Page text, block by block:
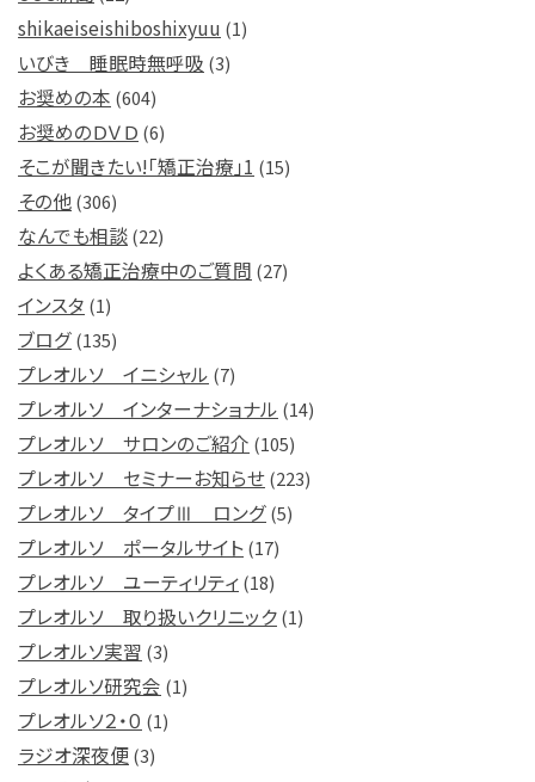
shikaeiseishiboshixyuu (1)
いびき 睡眠時無呼吸 (3)
お奨めの本 (604)
お奨めのＤＶＤ (6)
そこが聞きたい!「矯正治療」1 (15)
その他(306)
なんでも相談(22)
よくある矯正治療中のご質問 (27)
インスタ (1)
ブログ(135)
プレオルソ イニシャル (7)
プレオルソ インターナショナル (14)
プレオルソ サロンのご紹介 (105)
プレオルソ セミナーお知らせ(223)
プレオルソ タイプⅢ ロング(5)
プレオルソ ポータルサイト(17)
プレオルソ ユーティリティ(18)
プレオルソ 取り扱いクリニック(1)
プレオルソ実習 (3)
プレオルソ研究会 (1)
プレオルソ２・０ (1)
ラジオ深夜便(3)